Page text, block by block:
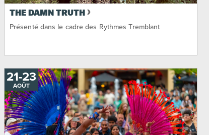
THE DAMN TRUTH
Présenté dans le cadre des Rythmes Tremblant
21-AU
23
AOÛT